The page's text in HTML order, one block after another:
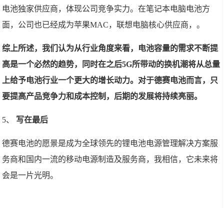
电池独家供应商，体现公司竞争实力。在笔记本电脑电池方
面，公司也已经成为苹果MAC，联想电脑核心供应商，。
综上所述，我们认为从行业角度来看，电池容量的需求不断提
高是一个必然的趋势，同时在之后5G所带动的换机潮将从总量
上给予电池行业一个更大的增长动力。对于德赛电池而言，只
要提高产品竞争力和成本控制，后期的发展将持续亮丽。
5、 写在最后
德赛电池的愿景是成为全球领先的锂电池电源管理解决方案服
务商和国内一流的移动电源制造及服务商，我相信，它未来将
会是一片光明。